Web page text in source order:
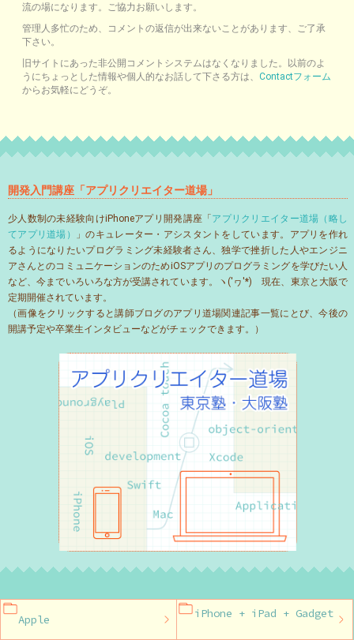
流の場になります。ご協力お願いします。
管理人多忙のため、コメントの返信が出来ないことがあります、ご了承
下さい。
旧サイトにあった非公開コメントシステムはなくなりました。以前のよ
うにちょっとした情報や個人的なお話して下さる方は、 Contactフォーム
からお気軽にどうぞ。
開発入門講座「アプリクリエイター道場」
少人数制の未経験向けiPhoneアプリ開発講座「アプリクリエイター道場（略し
てアプリ道場）
」のキュレーター・アシスタントをしています。アプリを作れ
るようになりたいプログラミング未経験者さん、独学で挫折した人やエンジニ
アさんとのコミュニケーションのためiOSアプリのプログラミングを学びたい人
など、今までいろいろな方が受講されています。ヽ('ヮ'*)ゝ現在、東京と大阪で
定期開催されています。
（画像をクリックすると講師ブログのアプリ道場関連記事一覧にとび、今後の
開講予定や卒業生インタビューなどがチェックできます。）
Apple iPhone + iPad + Gadget